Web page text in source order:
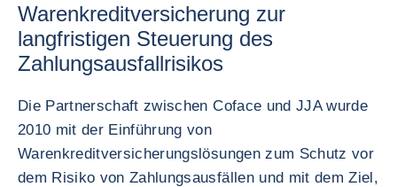
Warenkreditversicherung zur
langfristigen Steuerung des
Zahlungsausfallrisikos
Die Partnerschaft zwischen Coface und JJA wurde
2010 mit der Einführung von
Warenkreditversicherungslösungen zum Schutz vor
dem Risiko von Zahlungsausfällen und mit dem Ziel,